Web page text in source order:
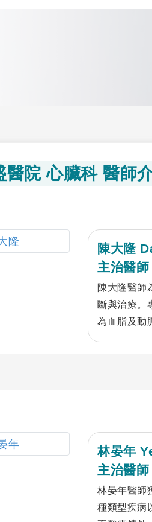
醫院 心臟科 醫師
陳大隆
主治醫師
陳大隆醫師
斷與治療。
為血脂及動
林晏年
主治醫師
林晏年醫師
種類型疾病